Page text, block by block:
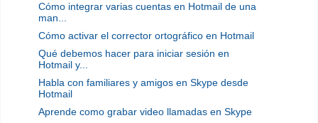
Cómo integrar varias cuentas en Hotmail de una
man...
Cómo activar el corrector ortográfico en Hotmail
Qué debemos hacer para iniciar sesión en
Hotmail y...
Habla con familiares y amigos en Skype desde
Hotmail
Aprende como grabar video llamadas en Skype